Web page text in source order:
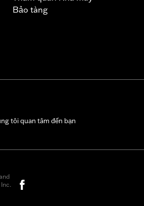
Bảo tàng
tôi quan tâm đến bạn